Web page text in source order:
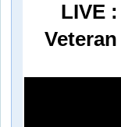
LIVE